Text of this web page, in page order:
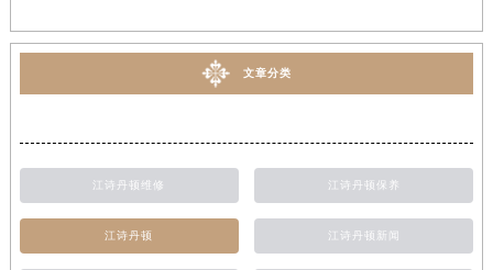
文章分类
江诗丹顿维修 江诗丹顿保养
江诗丹顿 江诗丹顿新闻